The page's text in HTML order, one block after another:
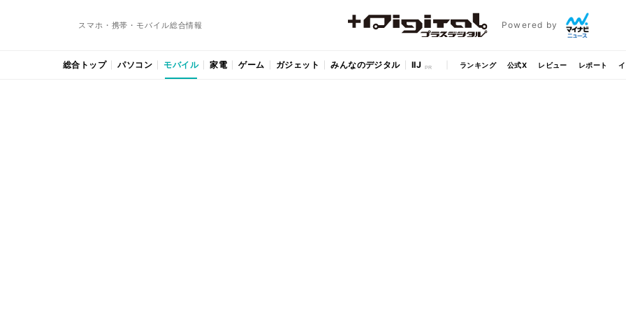
スマホ・携帯・モバイル総合情報 Powered by
総合トップ パソコン モバイル 家電 ゲーム ガジェット みんなのデジタル IIJ ランキング 公式X レビュー レポート